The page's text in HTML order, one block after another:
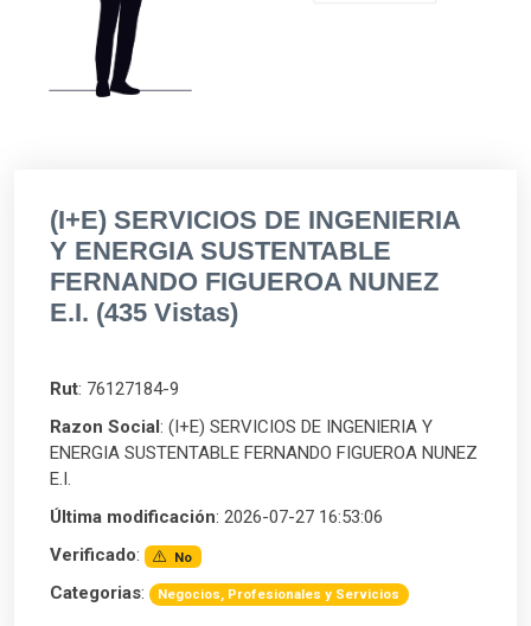
(I+E) SERVICIOS DE INGENIERIA
Y ENERGIA SUSTENTABLE
FERNANDO FIGUEROA NUNEZ
E.I. (435 Vistas)
Rut: 76127184-9
Razon Social : (I+E) SERVICIOS DE INGENIERIA Y
ENERGIA SUSTENTABLE FERNANDO FIGUEROA NUNEZ
E.I.
Última modificación: 2026-07-27 16:53:06
Verificado: No
Categorias: Negocios, Profesionales y Servicios